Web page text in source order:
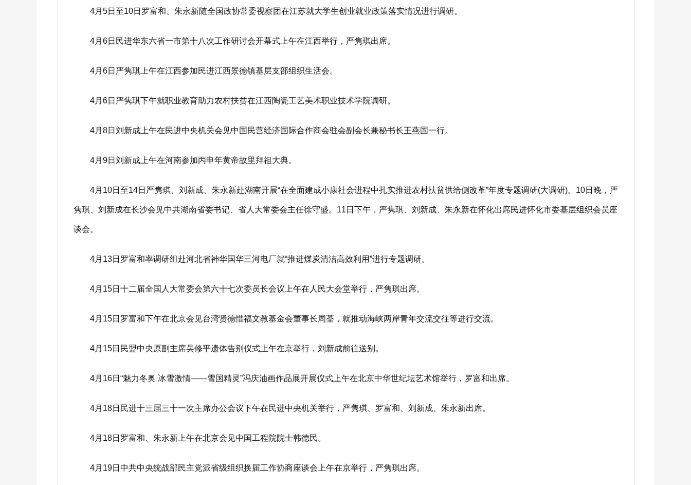
4月5日至10日罗富和、朱永新随全国政协常委视察团在江苏就大学生创业就业政策落实情况进行调研。
4月6日民进华东六省一市第十八次工作研讨会开幕式上午在江西举行，严隽琪出席。
4月6日严隽琪上午在江西参加民进江西景德镇基层支部组织生活会。
4月6日严隽琪下午就职业教育助力农村扶贫在江西陶瓷工艺美术职业技术学院调研。
4月8日刘新成上午在民进中央机关会见中国民营经济国际合作商会驻会副会长兼秘书长王燕国一行。
4月9日刘新成上午在河南参加丙申年黄帝故里拜祖大典。
4月10日至14日严隽琪、刘新成、朱永新赴湖南开展“在全面建成小康社会进程中扎实推进农村扶贫供给侧改革”年度专题调研(大调研)。10日晚，严
隽琪、刘新成在长沙会见中共湖南省委书记、省人大常委会主任徐守盛。11日下午，严隽琪、刘新成、朱永新在怀化出席民进怀化市委基层组织会员座
谈会。
4月13日罗富和率调研组赴河北省神华国华三河电厂就“推进煤炭清洁高效利用”进行专题调研。
4月15日十二届全国人大常委会第六十七次委员长会议上午在人民大会堂举行，严隽琪出席。
4月15日罗富和下午在北京会见台湾贤德惜福文教基金会董事长周荃，就推动海峡两岸青年交流交往等进行交流。
4月15日民盟中央原副主席吴修平遗体告别仪式上午在京举行，刘新成前往送别。
4月16日“魅力冬奥 冰雪激情——雪国精灵”冯庆油画作品展开展仪式上午在北京中华世纪坛艺术馆举行，罗富和出席。
4月18日民进十三届三十一次主席办公会议下午在民进中央机关举行，严隽琪、罗富和、刘新成、朱永新出席。
4月18日罗富和、朱永新上午在北京会见中国工程院院士韩德民。
4月19日中共中央统战部民主党派省级组织换届工作协商座谈会上午在京举行，严隽琪出席。